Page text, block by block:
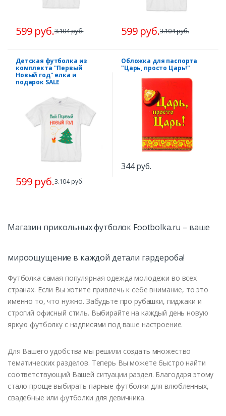
599 руб.3.104 руб. 599 руб.3.104 руб.
Детская футболка из
комплекта "Первый
Новый год" елка и
подарок SALE
599 руб.3.104 руб.
Обложка для паспорта
"Царь, просто Царь!"
344 руб.
Магазин прикольных футболок Footbolka.ru – ваше
мироощущение в каждой детали гардероба!
Футболка самая популярная одежда молодежи во всех
странах. Если Вы хотите привлечь к себе внимание, то это
именно то, что нужно. Забудьте про рубашки, пиджаки и
строгий офисный стиль. Выбирайте на каждый день новую
яркую футболку с надписями под ваше настроение.
Для Вашего удобства мы решили создать множество
тематических разделов. Теперь Вы можете быстро найти
соответствующий Вашей ситуации раздел. Благодаря этому
стало проще выбирать парные футболки для влюбленных,
свадебные или футболки для девичника.